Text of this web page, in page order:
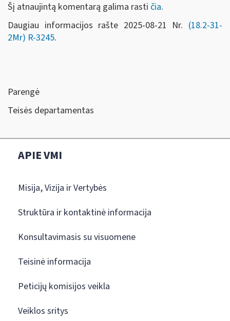
Šį atnaujintą komentarą galima rasti čia.
Daugiau informacijos rašte 2025-08-21 Nr. (18.2-31-
2Mr) R-3245.
Parengė
Teisės departamentas
APIE VMI
Misija, Vizija ir Vertybės
Struktūra ir kontaktinė informacija
Konsultavimasis su visuomene
Teisinė informacija
Peticijų komisijos veikla
Veiklos sritys